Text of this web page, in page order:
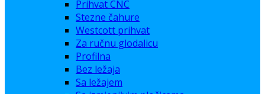
Prihvat CNC
Stezne čahure
Westcott prihvat
Za ručnu glodalicu
Profilna
Bez ležaja
Sa ležajem